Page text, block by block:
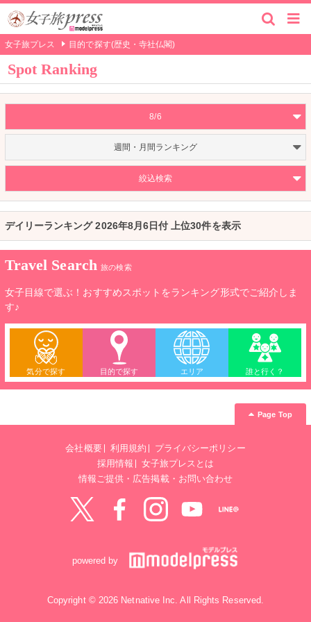
女子旅プレス 目的で探す(歴史・寺社仏閣)
Spot Ranking
8/6
週間・月間ランキング
絞込検索
デイリーランキング 2026年8月6日付 上位30件を表示
Travel Search 旅の検索
女子目線で選ぶ！おすすめスポットをランキング形式でご紹介しま
す♪
気分で探す 目的で探す エリア 誰と行く？
Page Top
会社概要 利用規約
プライバシーポリシー
採用情報
女子旅プレスとは
情報ご提供・広告掲載・お問い合わせ
powered by
Copyright © 2026 Netnative Inc. All Rights Reserved.